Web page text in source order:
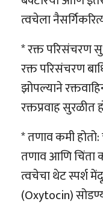
त्वचेला
* रक्त परिसंचरण
रक्त परिसंचरण
झोपल्याने
रक्तप्रवाह सुरळीत
* तणाव कमी
तणाव आणि चिंता
त्वचेचा थेट स्पर्श
(Oxytocin)